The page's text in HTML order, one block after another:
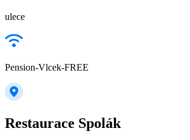
ulece
Pension-Vlcek-FREE
Restaurace Spolák